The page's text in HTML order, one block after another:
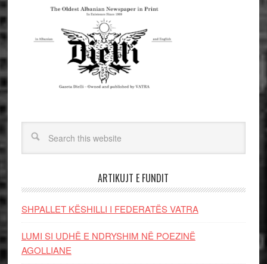
ARTIKUJT E FUNDIT
SHPALLET KËSHILLI I FEDERATËS VATRA
LUMI SI UDHË E NDRYSHIM NË POEZINË
AGOLLIANE